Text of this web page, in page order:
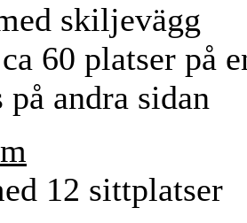
skiljevägg
60 platser på
på andra sidan
12 sittplatser